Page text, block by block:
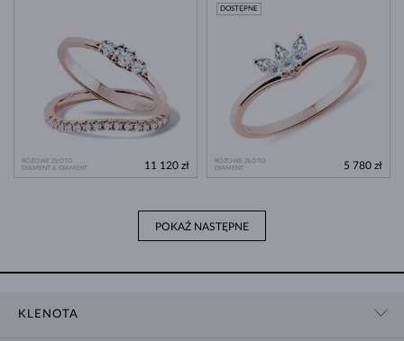
RÓŻOWE ZŁOTO
DIAMENT & DIAMENT
11 120 zł
RÓŻOWE ZŁOTO
DIAMENT
DOSTĘPNE
5 780 zł
POKAŻ NASTĘPNE
KLENOTA